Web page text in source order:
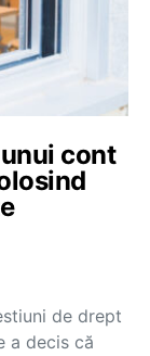
cont
de drept
a decis că